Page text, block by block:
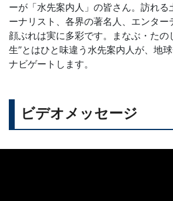
ーが「水先案内人」の皆さん。訪れる
ーナリスト、各界の著名人、エンター
顔ぶれは実に多彩です。まなぶ・た
生”とはひと味違う水先案内人が、地
ナビゲートします。
ビデオメッセージ